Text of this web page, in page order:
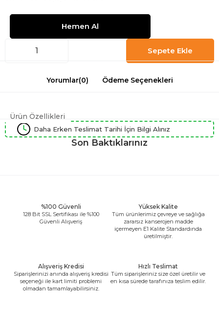
Yorumlar(0) Ödeme Seçenekleri
Ürün Özellikleri
Daha Erken Teslimat Tarihi İçin Bilgi Alınız
Son Baktıklarınız
%100 Güvenli
128 Bit SSL Sertifikası ile %100
Güvenli Alışveriş
Yüksek Kalite
Tüm ürünlerimiz çevreye ve sağlığa
zararsız kanserojen madde
içermeyen E1 Kalite Standardında
üretilmiştir.
Alışveriş Kredisi
Siparişlerinizi anında alışveriş kredisi
seçeneği ile kart limiti problemi
olmadan tamamlayabilirsiniz.
Hızlı Teslimat
Tüm siparişleriniz size özel üretilir ve
en kısa sürede tarafınıza teslim edilir.